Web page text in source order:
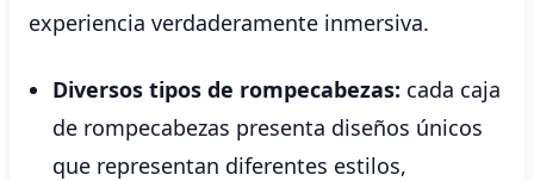
experiencia verdaderamente inmersiva.
Diversos tipos de rompecabezas: cada caja
de rompecabezas presenta diseños únicos
que representan diferentes estilos,